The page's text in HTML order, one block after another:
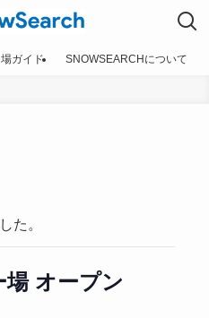
ガイド SNOWSEARCHについて
た。
オープン